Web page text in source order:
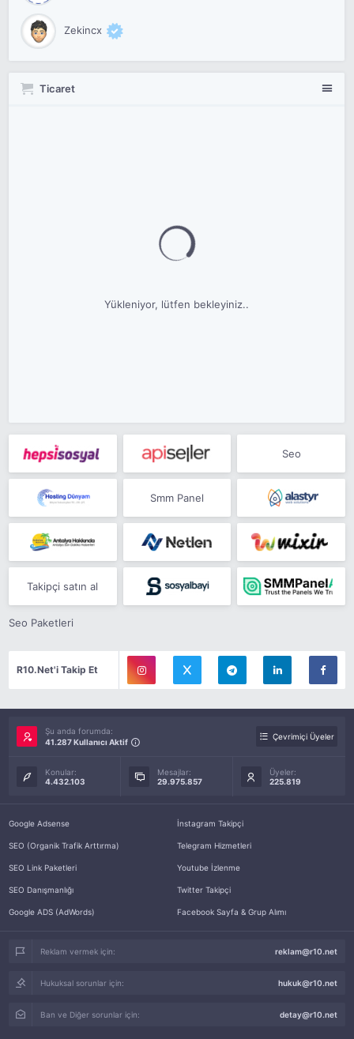
Zekincx
Ticaret
Yükleniyor, lütfen bekleyiniz..
Seo
Smm Panel
Takipçi satın al
Seo Paketleri
R10.Net'i Takip Et
Şu anda forumda:
41.287 Kullanıcı Aktif
Çevrimiçi Üyeler
Konular:
4.432.103
Mesajlar:
29.975.857
Üyeler:
225.819
Google Adsense
SEO (Organik Trafik Arttırma)
SEO Link Paketleri
SEO Danışmanlığı
Google ADS (AdWords)
İnstagram Takipçi
Telegram Hizmetleri
Youtube İzlenme
Twitter Takipçi
Facebook Sayfa & Grup Alımı
Reklam vermek için: reklam@r10.net
Hukuksal sorunlar için: hukuk@r10.net
Ban ve Diğer sorunlar için: detay@r10.net